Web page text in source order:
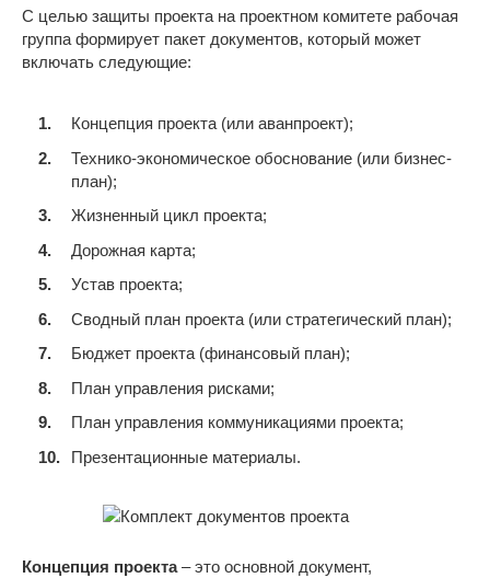
С целью защиты проекта на проектном комитете рабочая
группа формирует пакет документов, который может
включать следующие:
Концепция проекта (или аванпроект);
Технико-экономическое обоснование (или бизнес-
план);
Жизненный цикл проекта;
Дорожная карта;
Устав проекта;
Сводный план проекта (или стратегический план);
Бюджет проекта (финансовый план);
План управления рисками;
План управления коммуникациями проекта;
Презентационные материалы.
Концепция проекта– это основной документ,